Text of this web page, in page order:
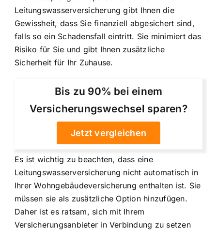
Leitungswasserversicherung gibt Ihnen die
Gewissheit, dass Sie finanziell abgesichert sind,
falls so ein Schadensfall eintritt. Sie minimiert das
Risiko für Sie und gibt Ihnen zusätzliche
Sicherheit für Ihr Zuhause.
Bis zu 90% bei einem
Versicherungswechsel sparen?
Jetzt vergleichen
Es ist wichtig zu beachten, dass eine
Leitungswasserversicherung nicht automatisch in
Ihrer Wohngebäudeversicherung enthalten ist. Sie
müssen sie als zusätzliche Option hinzufügen.
Daher ist es ratsam, sich mit Ihrem
Versicherungsanbieter in Verbindung zu setzen